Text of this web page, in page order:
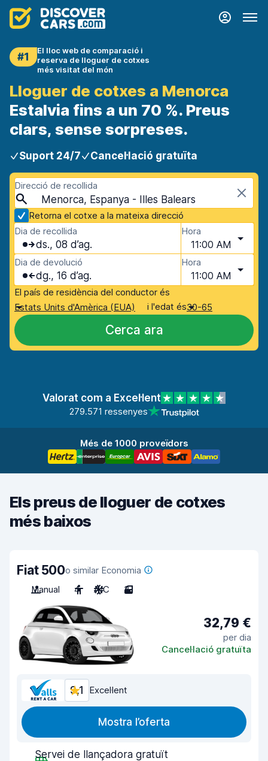
#1
El lloc web de comparació i
reserva de lloguer de cotxes
més visitat del món
Lloguer de cotxes a Menorca
Estalvia fins a un 70 %. Preus
clars, sense sorpreses.
Suport 24/7 Cancel·lació gratuïta
Direcció de recollida
Menorca, Espanya - Illes Balears
Retorna el cotxe a la mateixa direcció
Dia de recollida
ds., 08 d’ag.
Hora
11:00 AM
Dia de devolució
dg., 16 d’ag.
Hora
11:00 AM
El país de residència del conductor és
Estats Units d'Amèrica (EUA)
i l'edat és30-65
Cerca ara
Valorat com a Excel·lent
279.571 ressenyes
Més de 1000 proveïdors
Els preus de lloguer de cotxes
més baixos
Fiat 500o similar Economia
Manual
4 A/C 3
32,79 €
per dia
Cancel·lació gratuïta
9,1 Excel·lent
Mostra l’oferta
Servei de llançadora gratuït